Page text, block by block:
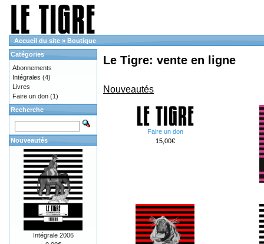
Accueil du site » Boutique
Le Tigre: vente en ligne
Nouveautés
Faire un don
15,00€
Catégories
Abonnements
Intégrales (4)
Livres
Faire un don (1)
Recherche
Nouveautés
Intégrale 2006